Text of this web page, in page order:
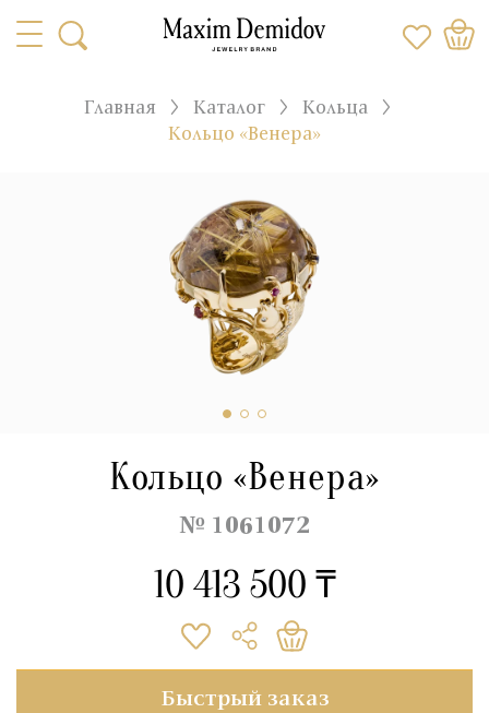
Главная Каталог
Кольца
Кольцо «Венера»
Кольцо «Венера»
№ 1061072
10 413 500 ₸
Быстрый заказ